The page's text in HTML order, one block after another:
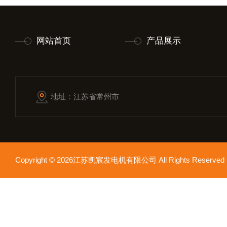
网站首页 产品展示
地址：江苏省常州市
Copyright © 2026江苏凯宸发电机有限公司 All Rights